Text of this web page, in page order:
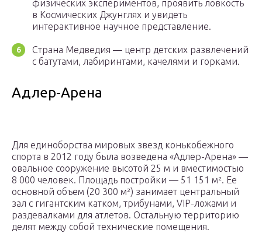
физических экспериментов, проявить ловкость
в Космических Джунглях и увидеть
интерактивное научное представление.
Страна Медведия — центр детских развлечений
с батутами, лабиринтами, качелями и горками.
Адлер-Арена
Для единоборства мировых звезд конькобежного
спорта в 2012 году была возведена «Адлер-Арена» —
овальное сооружение высотой 25 м и вместимостью
8 000 человек. Площадь постройки — 51 151 м². Ее
основной объем (20 300 м²) занимает центральный
зал с гигантским катком, трибунами, VIP-ложами и
раздевалками для атлетов. Остальную территорию
делят между собой технические помещения.